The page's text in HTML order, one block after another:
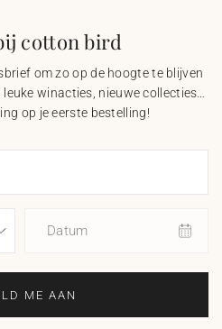
cotton bird
om zo op de hoogte te blijven
winacties, nieuwe collecties…
op je eerste bestelling!
Datum
ME AAN